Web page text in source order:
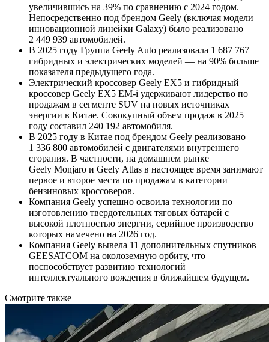
увеличившись на 39% по сравнению с 2024 годом.
Непосредственно под брендом Geely (включая модели
инновационной линейки Galaxy) было реализовано
2 449 939 автомобилей.
В 2025 году Группа Geely Auto реализовала 1 687 767
гибридных и электрических моделей — на 90% больше
показателя предыдущего года.
Электрический кроссовер Geely EX5 и гибридный
кроссовер Geely EX5 EM-i удерживают лидерство по
продажам в сегменте SUV на новых источниках
энергии в Китае. Совокупный объем продаж в 2025
году составил 240 192 автомобиля.
В 2025 году в Китае под брендом Geely реализовано
1 336 800 автомобилей с двигателями внутреннего
сгорания. В частности, на домашнем рынке
Geely Monjaro и Geely Atlas в настоящее время занимают
первое и второе места по продажам в категории
бензиновых кроссоверов.
Компания Geely успешно освоила технологии по
изготовлению твердотельных тяговых батарей с
высокой плотностью энергии, серийное производство
которых намечено на 2026 год.
Компания Geely вывела 11 дополнительных спутников
GEESATCOM на околоземную орбиту, что
поспособствует развитию технологий
интеллектуального вождения в ближайшем будущем.
Смотрите также